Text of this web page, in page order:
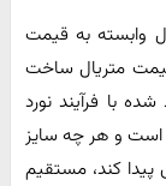
وابسته به قیمت
متریال ساخت
با فرآیند نورد
است و هر چه سایز
پیدا کند، مستقیم